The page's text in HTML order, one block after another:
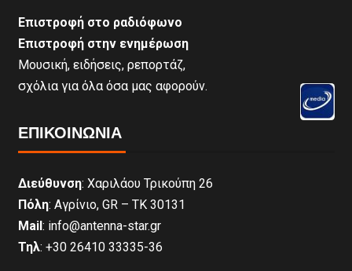
Επιστροφή στο ραδιόφωνο
Επιστροφή στην ενημέρωση
Μουσική, ειδήσεις, ρεπορτάζ,
σχόλια για όλα όσα μας αφορούν.
ΕΠΙΚΟΙΝΩΝΊΑ
Διεύθυνση: Χαριλάου Τρικούπη 26
Πόλη: Αγρίνιο, GR – ΤΚ 30131
Mail: info@antenna-star.gr
Τηλ: +30 26410 33335-36